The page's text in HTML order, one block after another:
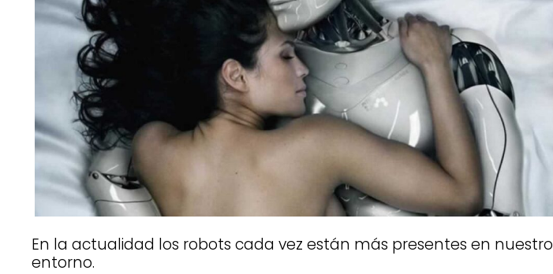
En la actualidad los robots cada vez están más presentes en nuestro
entorno.